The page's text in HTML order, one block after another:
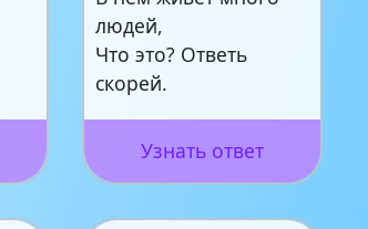
людей,
Что это? Ответь
скорей.
Узнать ответ